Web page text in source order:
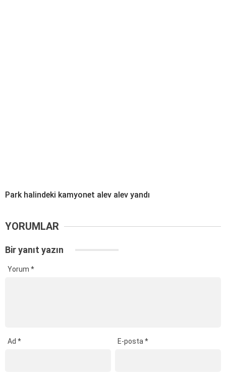
Park halindeki kamyonet alev alev yandı
YORUMLAR
Bir yanıt yazın
Yorum *
Ad * E-posta*